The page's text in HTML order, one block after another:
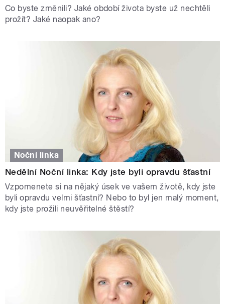
Co byste změnili? Jaké období života byste už nechtěli
prožít? Jaké naopak ano?
Noční linka
Nedělní Noční linka: Kdy jste byli opravdu šťastní
Vzpomenete si na nějaký úsek ve vašem životě, kdy jste
byli opravdu velmi šťastní? Nebo to byl jen malý moment,
kdy jste prožili neuvěřitelné štěstí?